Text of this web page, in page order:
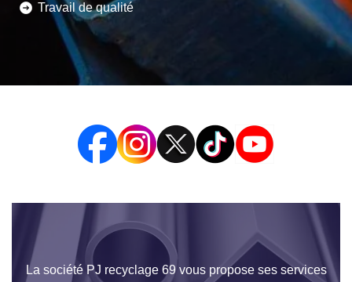
Travail de qualité
La société PJ recyclage 69 vous propose ses services